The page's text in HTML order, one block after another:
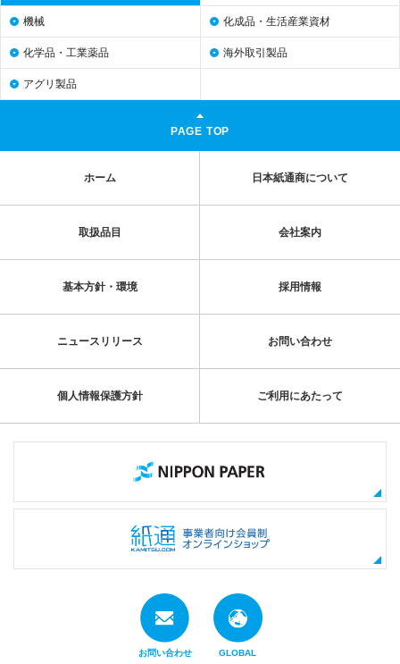
機械 化成品・生活産業資材
化学品・工業薬品 海外取引製品
アグリ製品
PAGE TOP
ホーム 日本紙通商について
取扱品目 会社案内
基本方針・環境 採用情報
ニュースリリース お問い合わせ
個人情報保護方針 ご利用にあたって
お問い合わせ GLOBAL